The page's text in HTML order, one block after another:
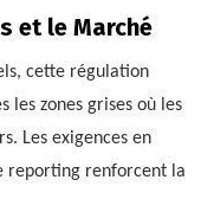
et le Marché
cette régulation
les zones grises où les
Les exigences en
reporting renforcent la